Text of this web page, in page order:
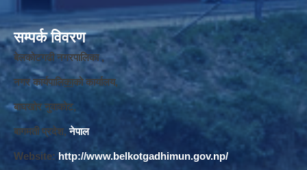
सम्पर्क विवरण
बेलकोटगढी नगरपालिका ,
नगर कार्यपालिकाको कार्यालय,
बाघखोर नुवाकोट,
बागमती प्रदेश, नेपाल
Website: http://www.belkotgadhimun.gov.np/